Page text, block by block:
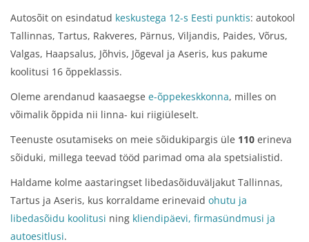
Autosõit on esindatud keskustega 12-s Eesti punktis: autokool
Tallinnas, Tartus, Rakveres, Pärnus, Viljandis, Paides, Võrus,
Valgas, Haapsalus, Jõhvis, Jõgeval ja Aseris, kus pakume
koolitusi 16 õppeklassis.
Oleme arendanud kaasaegse e-õppekeskkonna, milles on
võimalik õppida nii linna- kui riigiüleselt.
Teenuste osutamiseks on meie sõidukipargis üle 110 erineva
sõiduki, millega teevad tööd parimad oma ala spetsialistid.
Haldame kolme aastaringset libedasõiduväljakut Tallinnas,
Tartus ja Aseris, kus korraldame erinevaid ohutu ja
libedasõidu koolitusi ning kliendipäevi, firmasündmusi ja
autoesitlusi.